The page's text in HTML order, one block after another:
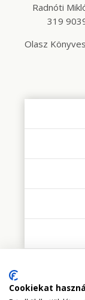
Radnóti
319
Olasz
© 2018
Cookiekat